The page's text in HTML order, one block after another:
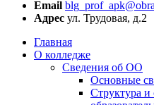
Email
Адрес ул. Трудовая, д.2
Главная
О колледже
Сведения об ОО
Основные
Структура и